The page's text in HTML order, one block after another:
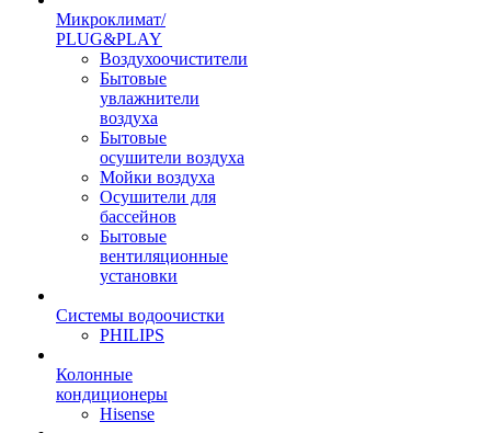
Микроклимат/
PLUG&PLAY
Воздухоочистители
Бытовые
увлажнители
воздуха
Бытовые
осушители воздуха
Мойки воздуха
Осушители для
бассейнов
Бытовые
вентиляционные
установки
Системы водоочистки
PHILIPS
Колонные
кондиционеры
Hisense